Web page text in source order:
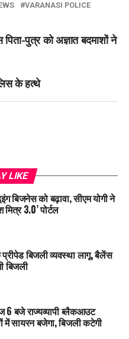
VARANASI POLICE
पुत्र को अज्ञात बदमाशों ने
के हत्थे
LIKE
बिजनेस को बढ़ावा, सीएम योगी ने
मित्र 3.0’ पोर्टल
बिजली व्यवस्था लागू, बैलेंस
बिजली
6 बजे राज्यव्यापी ब्लैकआउट
में सायरन बजेगा, बिजली कटेगी